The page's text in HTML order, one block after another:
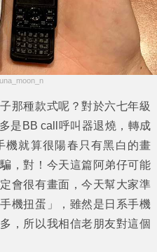
那種款式呢？對於六七年級
是BB call呼叫器退燒，轉成
機就算很陽春只有黑白的畫
，對！今天這篇阿弟仔可能
會很有畫面，今天幫大家準
機扭蛋 」，雖然是日系手機
，所以我相信老朋友對這個